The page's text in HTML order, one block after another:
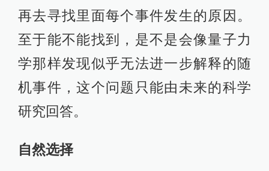
再去寻找里面每个事件发生的原因。
至于能不能找到，是不是会像量子力
学那样发现似乎无法进一步解释的随
机事件，这个问题只能由未来的科学
研究回答。
自然选择